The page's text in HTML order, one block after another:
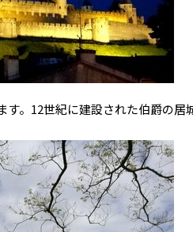
。12世紀に建設された伯爵の居